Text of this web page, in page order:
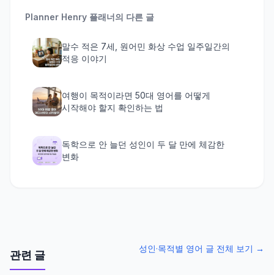
Planner Henry 플래너의 다른 글
말수 적은 7세, 원어민 화상 수업 일주일간의
적응 이야기
여행이 목적이라면 50대 영어를 어떻게
시작해야 할지 확인하는 법
독학으로 안 늘던 성인이 두 달 만에 체감한
변화
관련 글
성인·목적별 영어 글 전체 보기 →